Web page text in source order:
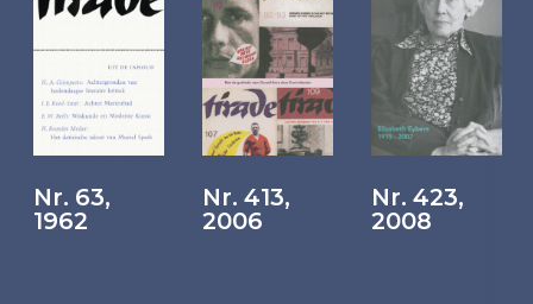
Nr. 63,
1962
Nr. 413,
2006
Nr. 423,
2008